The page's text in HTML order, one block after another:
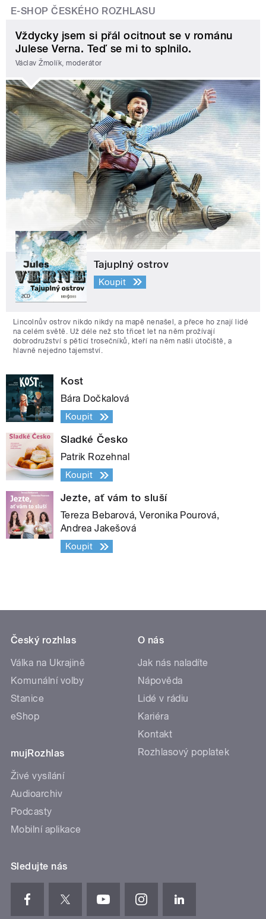
E-SHOP ČESKÉHO ROZHLASU
Vždycky jsem si přál ocitnout se v románu
Julese Verna. Teď se mi to splnilo.
Václav Žmolík, moderátor
Tajuplný ostrov
Koupit
Lincolnův ostrov nikdo nikdy na mapě nenašel, a přece ho znají lidé
na celém světě. Už déle než sto třicet let na něm prožívají
dobrodružství s pěticí trosečníků, kteří na něm našli útočiště, a
hlavně nejedno tajemství.
Kost
Bára Dočkalová
Koupit
Sladké Česko
Patrik Rozehnal
Koupit
Jezte, ať vám to sluší
Tereza Bebarová, Veronika Pourová,
Andrea Jakešová
Koupit
Český rozhlas
Válka na Ukrajině
Komunální volby
Stanice
eShop
mujRozhlas
Živé vysílání
Audioarchiv
Podcasty
Mobilní aplikace
O nás
Jak nás naladíte
Nápověda
Lidé v rádiu
Kariéra
Kontakt
Rozhlasový poplatek
Sledujte nás